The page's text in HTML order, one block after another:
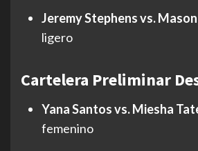
Jeremy Stephens vs.
ligero
Cartelera Preliminar
Yana Santos vs. Miesha
femenino